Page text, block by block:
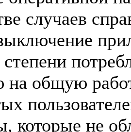
случаев
общую
которые не